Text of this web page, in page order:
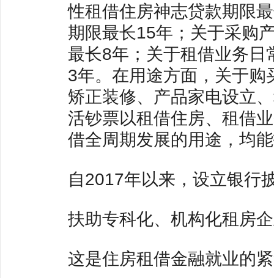
性租借住房神志贷款期限
期限最长15年；关于采购
最长8年；关于租借业务
3年。在用途方面，关于
矫正装修、产品家电设立
活钞票以租借住房、租借
借全周期发展的用途，均
自2017年以来，设立银行
扶助专科化、机构化租房
这是住房租借金融就业的